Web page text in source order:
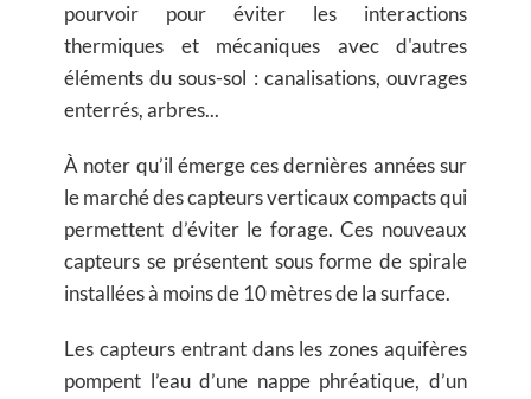
pourvoir pour éviter les interactions
thermiques et mécaniques avec d'autres
éléments du sous-sol : canalisations, ouvrages
enterrés, arbres...
À noter qu’il émerge ces dernières années sur
le marché des capteurs verticaux compacts qui
permettent d’éviter le forage. Ces nouveaux
capteurs se présentent sous forme de spirale
installées à moins de 10 mètres de la surface.
Les capteurs entrant dans les zones aquifères
pompent l’eau d’une nappe phréatique, d’un